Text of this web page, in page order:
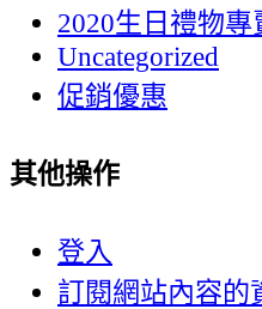
2020生日禮物專
Uncategorized
促銷優惠
其他操作
登入
訂閱網站內容的